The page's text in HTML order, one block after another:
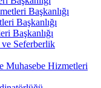
Başkanlığı
Başkanlığı
Başkanlığı
Seferberlik
Muhasebe Hizmetleri